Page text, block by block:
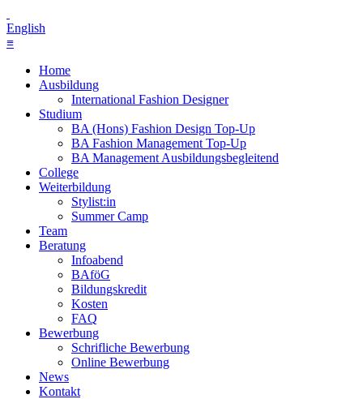
English
≡
Home
Ausbildung
International Fashion Designer
Studium
BA (Hons) Fashion Design Top-Up
BA Fashion Management Top-Up
BA Management Ausbildungsbegleitend
College
Weiterbildung
Stylist:in
Summer Camp
Team
Beratung
Infoabend
BAföG
Bildungskredit
Kosten
FAQ
Bewerbung
Schrifliche Bewerbung
Online Bewerbung
News
Kontakt